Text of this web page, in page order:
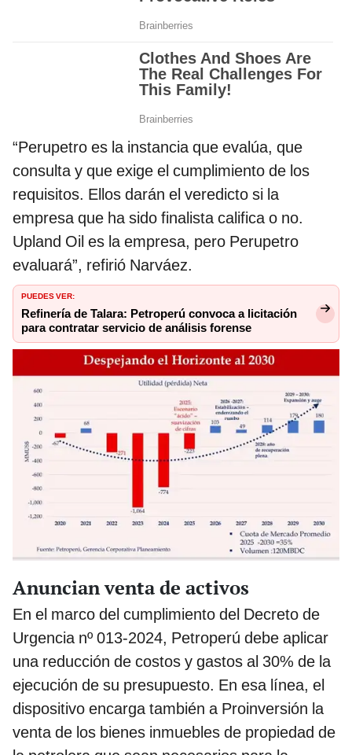
“Perupetro es la instancia que evalúa, que
consulta y que exige el cumplimiento de los
requisitos. Ellos darán el veredicto si la
empresa que ha sido finalista califica o no.
Upland Oil es la empresa, pero Perupetro
evaluará”, refirió Narváez.
PUEDES VER:
Refinería de Talara: Petroperú convoca a licitación
para contratar servicio de análisis forense
Anuncian venta de activos
En el marco del cumplimiento del Decreto de
Urgencia nº 013-2024, Petroperú debe aplicar
una reducción de costos y gastos al 30% de la
ejecución de su presupuesto. En esa línea, el
dispositivo encarga también a Proinversión la
venta de los bienes inmuebles de propiedad de